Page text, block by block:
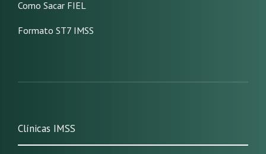
Como Sacar FIEL
Formato ST7 IMSS
Clínicas IMSS